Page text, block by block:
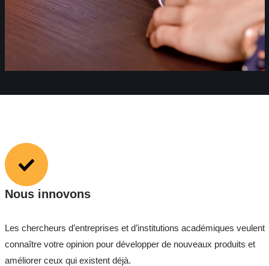
Nous innovons
Les chercheurs d’entreprises et d’institutions académiques veulent
connaître votre opinion pour développer de nouveaux produits et
améliorer ceux qui existent déjà.